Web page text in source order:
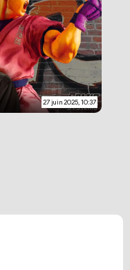
27 juin 2025, 10:37